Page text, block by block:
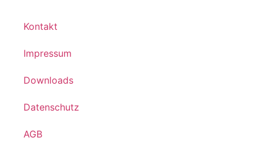
Kontakt
Impressum
Downloads
Datenschutz
AGB